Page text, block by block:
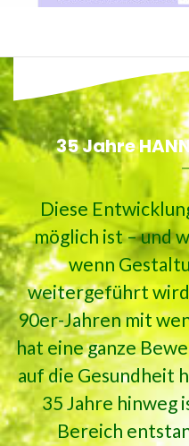
35 Jahre
Diese
möglich ist – und
wenn
weitergeführt
90er-Jahren mit
hat eine ganze
auf die Gesundheit
35 Jahre hinweg
Bereich